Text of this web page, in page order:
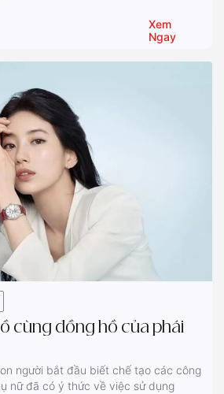
Xem
Ngay
cùng đồng hồ của phái
người bắt đầu biết chế tạo các công
nữ đã có ý thức về việc sử dụng